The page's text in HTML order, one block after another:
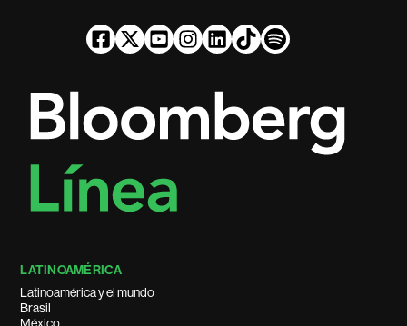
LATINOAMÉRICA
Latinoamérica y el mundo
Brasil